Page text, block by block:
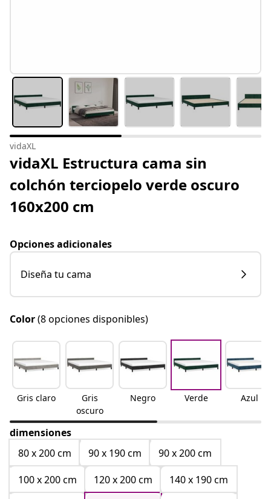
vidaXL
vidaXL Estructura cama sin
colchón terciopelo verde oscuro
160x200 cm
Opciones adicionales
Diseña tu cama
Color(8 opciones disponibles)
Gris claro
Gris
oscuro
Negro Verde Azul
dimensiones
80 x 200 cm
90 x 190 cm
90 x 200 cm
100 x 200 cm
120 x 200 cm
140 x 190 cm